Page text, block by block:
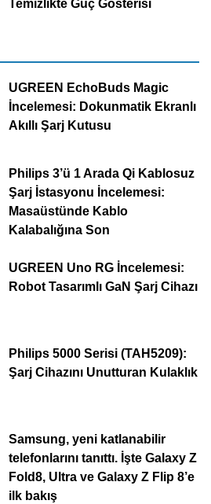
Temizlikte Güç Gösterisi
UGREEN EchoBuds Magic
İncelemesi: Dokunmatik Ekranlı
Akıllı Şarj Kutusu
Philips 3’ü 1 Arada Qi Kablosuz
Şarj İstasyonu İncelemesi:
Masaüstünde Kablo
Kalabalığına Son
UGREEN Uno RG İncelemesi:
Robot Tasarımlı GaN Şarj Cihazı
Philips 5000 Serisi (TAH5209):
Şarj Cihazını Unutturan Kulaklık
Samsung, yeni katlanabilir
telefonlarını tanıttı. İşte Galaxy Z
Fold8, Ultra ve Galaxy Z Flip 8’e
ilk bakış